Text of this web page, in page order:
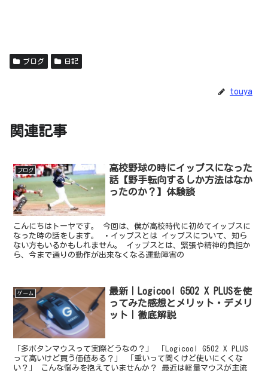
ブログ 日記
touya
関連記事
ブログ
高校野球の時にイップスになった
話【野手転向するしか方法はなか
ったのか？】体験談
こんにちはトーヤです。 今回は、僕が高校時代に初めてイップスに
なった時の話をします。 ・イップスとは イップスについて、知ら
ない方もいるかもしれません。 イップスとは、緊張や精神的負担か
ら、今まで通りの動作が出来なくなる運動障害の
ゲーム
最新｜Logicool G502 X PLUSを使
ってみた感想とメリット・デメリ
ット｜徹底解説
「多ボタンマウスって実際どうなの？」 「Logicool G502 X PLUS
って高いけど買う価値ある？」 「重いって聞くけど使いにくくな
い？」 こんな悩みを抱えていませんか？ 最近は軽量マウスが主流